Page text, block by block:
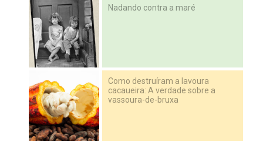
Nadando contra a maré
Como destruíram a lavoura
cacaueira: A verdade sobre a
vassoura-de-bruxa